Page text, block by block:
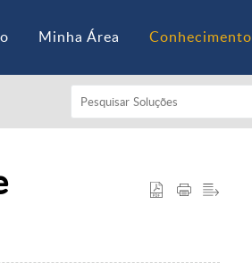
Minha Área Conhecimento